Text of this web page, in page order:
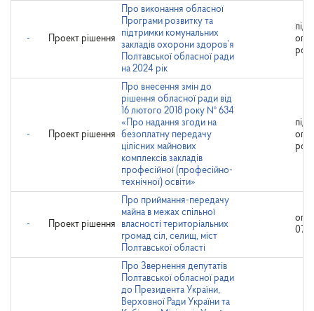
- Проект рішення
Про виконання обласної
Програми розвитку та
підтримки комунальних
закладів охорони здоров’я
Полтавської обласної ради
на 2024 рік
- Проект рішення
Про внесення змін до
рішення обласної ради від
16 лютого 2018 року № 634
«Про надання згоди на
безоплатну передачу
цілісних майнових
комплексів закладів
професійної (професійно-
технічної) освіти»
- Проект рішення
Про приймання-передачу
майна в межах спільної
власності територіальних
громад сіл, селищ, міст
Полтавської області
Про Звернення депутатів
Полтавської обласної ради
до Президента України,
Верховної Ради України та